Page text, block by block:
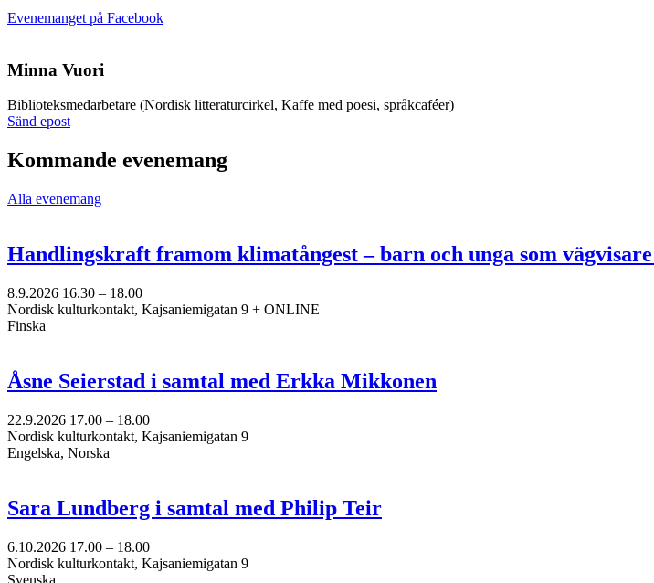
Evenemanget på FacebookÖppnas
Minna Vuori
Biblioteks­medarbetare (Nordisk litteraturcirkel, Kaffe med poesi, språkcaféer)
Sänd epostSänd
minna.vuori@nkk.org
Kommande evenemang
Alla evenemang
Handlingskraft framom klimatångest – barn och unga som vägvisare
8.9.2026 16.30 – 18.00
Nordisk kulturkontakt, Kajsaniemigatan 9 + ONLINE
Finska
Åsne Seierstad i samtal med Erkka Mikkonen
22.9.2026 17.00 – 18.00
Nordisk kulturkontakt, Kajsaniemigatan 9
Engelska, Norska
Sara Lundberg i samtal med Philip Teir
6.10.2026 17.00 – 18.00
Nordisk kulturkontakt, Kajsaniemigatan 9
Svenska